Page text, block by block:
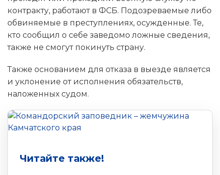
контракту, работают в ФСБ. Подозреваемые либо
обвиняемые в преступлениях, осужденные. Те,
кто сообщил о себе заведомо ложные сведения,
также не смогут покинуть страну.
Также основанием для отказа в выезде является
и уклонение от исполнения обязательств,
наложенных судом.
Читайте также!